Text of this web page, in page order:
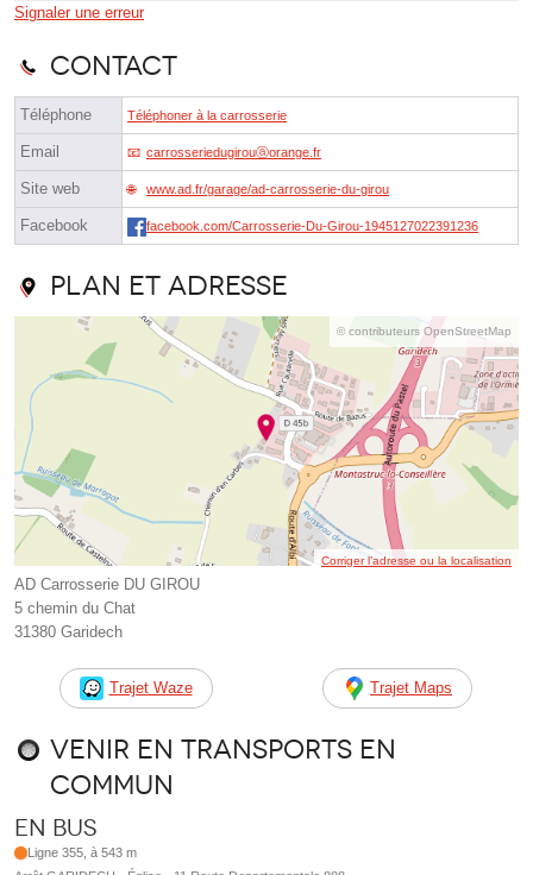
Signaler une erreur
Contact
Téléphone Téléphoner à la carrosserie
Email carrosseriedugirouⓐorange.fr
Site web www.ad.fr/garage/ad-carrosserie-du-girou
Facebook facebook.com/Carrosserie-Du-Girou-1945127022391236
Plan et adresse
© contributeurs OpenStreetMap
Corriger l’adresse ou la localisation
AD Carrosserie DU GIROU
5 chemin du Chat
31380 Garidech
Trajet Waze Trajet Maps
Venir en transports en
commun
En bus
Ligne 355, à 543 m